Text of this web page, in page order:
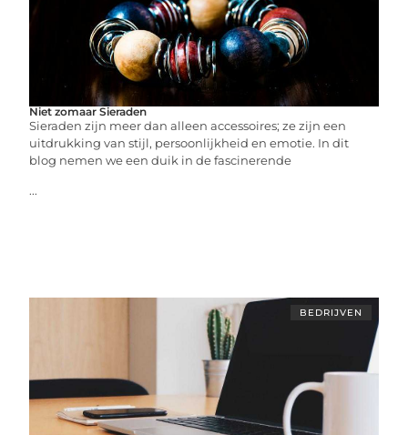
Niet zomaar Sieraden
Sieraden zijn meer dan alleen accessoires; ze zijn een
uitdrukking van stijl, persoonlijkheid en emotie. In dit
blog nemen we een duik in de fascinerende
...
BEDRIJVEN